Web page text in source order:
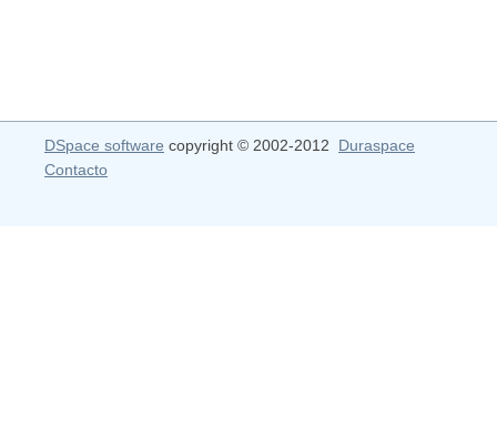
DSpace software copyright © 2002-2012 Duraspace
Contacto